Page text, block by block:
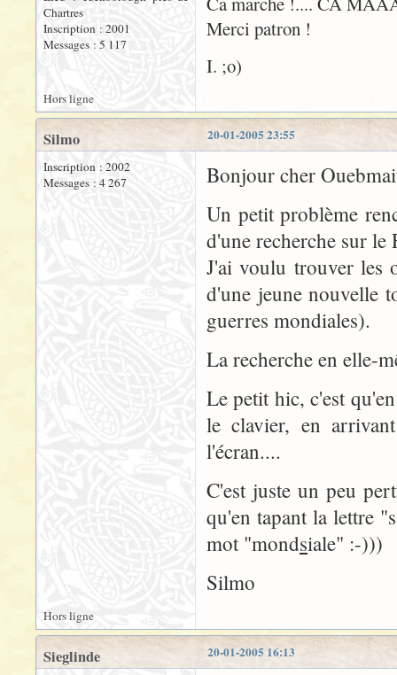
Chartres
Inscription : 2001
Messages : 5 117
Merci patron !
I. ;o)
Hors ligne
20-01-2005 23:55
Silmo
Inscription : 2002
Messages : 4 267
Bonjour cher
Un petit problème
d'une recherche sur
J'ai voulu trouver les
d'une jeune nouvelle
guerres mondiales).
La recherche en elle-
Le petit hic, c'est
le clavier, en
l'écran....
C'est juste un peu
qu'en tapant la lettre
mot "mondsiale" :-)))
Silmo
Hors ligne
20-01-2005 16:13
Sieglinde